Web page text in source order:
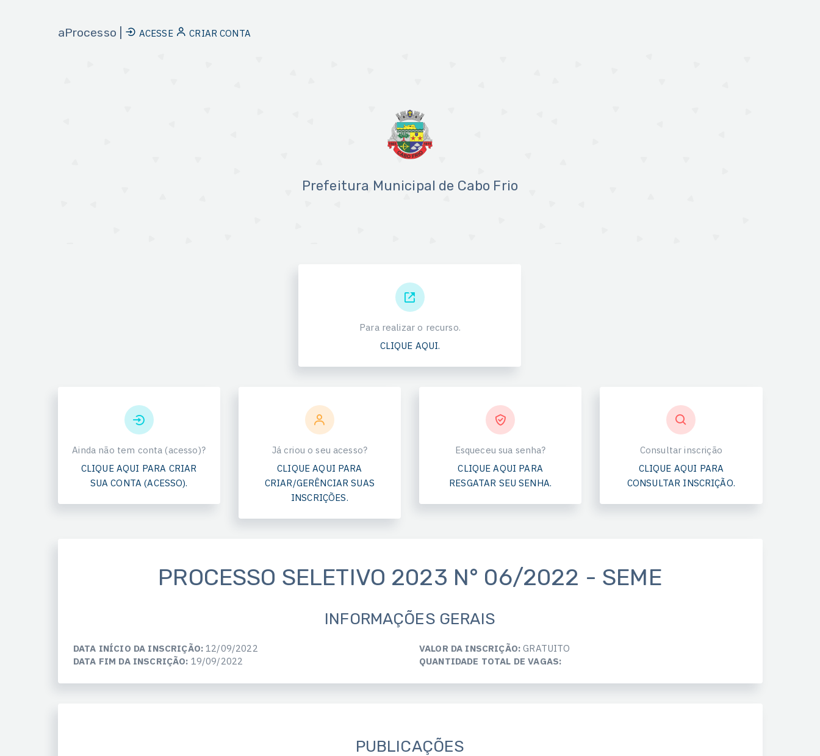
aProcesso | ACESSE CRIAR CONTA
Prefeitura Municipal de Cabo Frio
Para realizar o recurso.
CLIQUE AQUI.
Ainda não tem conta (acesso)?
CLIQUE AQUI PARA CRIAR
SUA CONTA (ACESSO).
Já criou o seu acesso?
CLIQUE AQUI PARA
CRIAR/GERÊNCIAR SUAS
INSCRIÇÕES.
Esqueceu sua senha?
CLIQUE AQUI PARA
RESGATAR SEU SENHA.
Consultar inscrição
CLIQUE AQUI PARA
CONSULTAR INSCRIÇÃO.
PROCESSO SELETIVO 2023 N° 06/2022 - SEME
INFORMAÇÕES GERAIS
DATA INÍCIO DA INSCRIÇÃO: 12/09/2022
DATA FIM DA INSCRIÇÃO: 19/09/2022
VALOR DA INSCRIÇÃO: GRATUITO
QUANTIDADE TOTAL DE VAGAS:
PUBLICAÇÕES